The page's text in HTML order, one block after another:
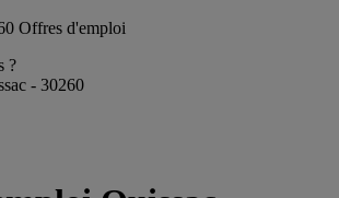
Offres d'emploi
?
- 30260